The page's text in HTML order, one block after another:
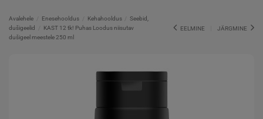
Avalehele Enesehooldus Kehahooldus
Seebid,
dušigeelid
KAST 12 tk! Puhas Loodus niisutav
dušigeel meestele 250 ml
EELMINE JÄRGMINE